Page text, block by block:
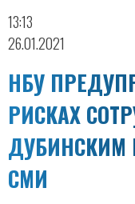
13:13
26.01.2021
НБУ
РИСКАХ
ДУБИНСКИМ
СМИ